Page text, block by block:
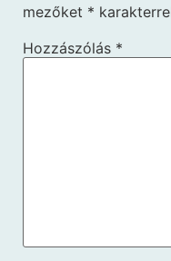
mezőket *
Hozzászólás *